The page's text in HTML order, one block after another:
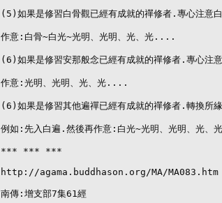
(5)如果是修習白骨觀已經有成就的禪修者.專心注意
作意:白骨~白光~光明、光明、光、光....
(6)如果是修習安那般念已經有成就的禪修者.專心注
作意:光明、光明、光、光....
(6)如果是修習其他遍禪已經有成就的禪修者.轉換所
例如:先入白遍.然後再作意:白光~光明、光明、光
*** *** ***
http://agama.buddhason.org/MA/MA083.htm
南傳:增支部7集61經